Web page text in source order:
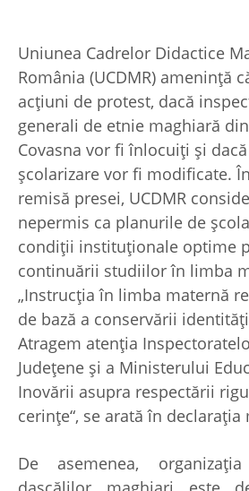
Uniunea Cadrelor Didactice
România (UCDMR) ameninţă
acţiuni de protest, dacă
generali de etnie maghiară
Covasna vor fi înlocuiţi şi
şcolarizare vor fi modificate.
remisă presei, UCDMR
nepermis ca planurile de
condiţii instituţionale optime
continuării studiilor în limba
„Instrucţia în limba maternă
de bază a conservării
Atragem atenţia
Judeţene şi a Ministerului
Inovării asupra respectării
cerinţe“, se arată în
De asemenea,